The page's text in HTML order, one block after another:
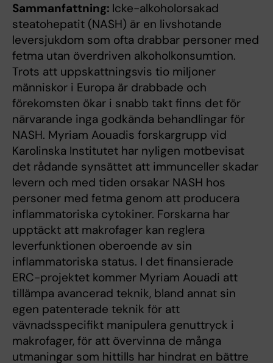
Sammanfattning: Icke-alko­hol­orsakad
steatohepatit (NASH) är en livshotande
leversjukdom som ofta drabbar personer med
fetma utan överdriven alkoholkonsumtion.
Trots att uppskattningsvis tio miljoner
människor i Europa är drabbade och
förekomsten ökar i snabb takt finns det för
närvarande inga godkända behandlingar för
NASH. Myriam Aouadis forskargrupp vid
Karolinska Institutet har nyligen motbevisat
det rådande synsättet att immunceller skadar
levern och med tiden orsakar NASH hos
personer med fetma genom att producera
inflammatoriska cytokiner. Forskarna har
upptäckt att makrofager kan reglera
leverfunktionen oberoende av sin
inflammatoriska status. I det finansierade
ERC-projektet kommer Myriam Aouadi att
tillämpa avancerad teknik, bland annat sin
egen patenterade teknik för att
vävnadsspecifikt manipulera genuttryck i
makrofager, för att övervinna de många
utmaningar som hittills har hindrat en bättre